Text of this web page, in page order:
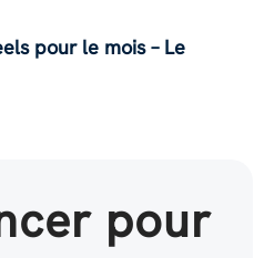
pour le mois – Le
pour